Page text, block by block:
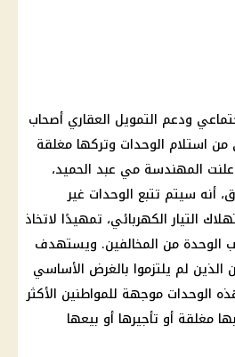
ودعم التمويل العقاري أصحاب
استلام الوحدات وتركها مغلقة
المهندسة مي عبد الحميد،
أنه سيتم تتبع الوحدات غير
التيار الكهربائي، تمهيدًا لاتخاذ
الوحدة من المخالفين. ويستهدف
الذين لم يلتزموا بالغرض الأساسي
الوحدات موجهة للمواطنين الأكثر
مغلقة أو تأجيرها أو بيعها